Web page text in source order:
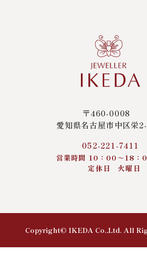
〒460-0008
愛知県名古屋市中区栄
052-221-7411
営業時間 10：00～18
定休日 火曜日
Copyright© IKEDA Co.,Ltd. All